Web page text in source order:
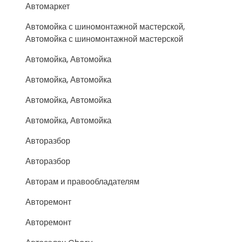
Автомаркет
Автомойка с шиномонтажной мастерской,
Автомойка с шиномонтажной мастерской
Автомойка, Автомойка
Автомойка, Автомойка
Автомойка, Автомойка
Автомойка, Автомойка
Авторазбор
Авторазбор
Авторам и правообладателям
Авторемонт
Авторемонт